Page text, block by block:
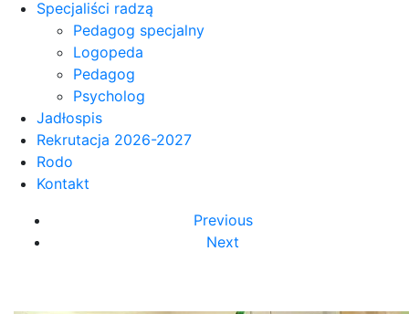
Specjaliści radzą
Pedagog specjalny
Logopeda
Pedagog
Psycholog
Jadłospis
Rekrutacja 2026-2027
Rodo
Kontakt
Previous
Next